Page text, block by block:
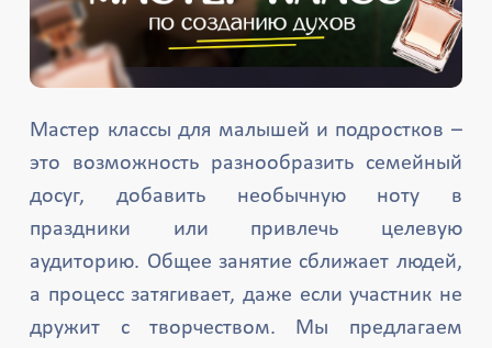
Мастер классы для малышей и подростков –
это возможность разнообразить семейный
досуг, добавить необычную ноту в
праздники или привлечь целевую
аудиторию. Общее занятие сближает людей,
а процесс затягивает, даже если участник не
дружит с творчеством. Мы предлагаем